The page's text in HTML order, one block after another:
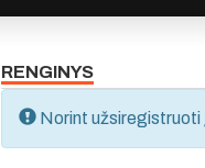
RENGINYS
Norint užsiregistruoti